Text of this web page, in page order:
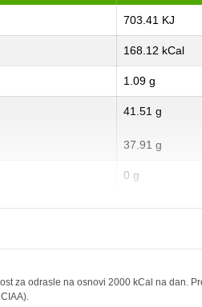
703.41 KJ
168.12 kCal
1.09 g
41.51 g
37.91 g
kisline
0 g
0 g
za odrasle na osnovi 2000 kCal na dan.